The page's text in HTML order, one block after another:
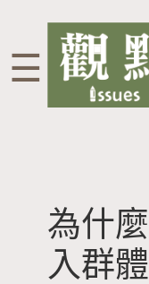
☰
為什
入群